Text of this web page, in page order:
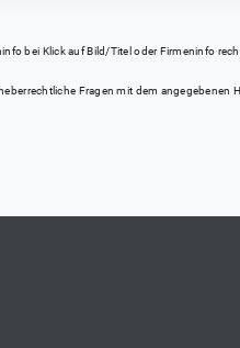
bei Klick auf Bild/Titel oder Firmeninfo
Fragen mit dem angegebenen